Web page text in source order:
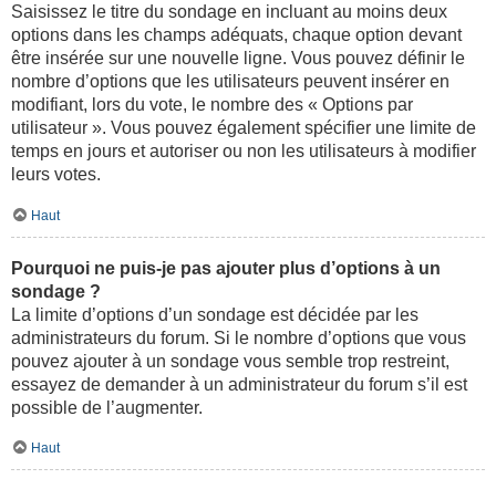
Saisissez le titre du sondage en incluant au moins deux
options dans les champs adéquats, chaque option devant
être insérée sur une nouvelle ligne. Vous pouvez définir le
nombre d’options que les utilisateurs peuvent insérer en
modifiant, lors du vote, le nombre des « Options par
utilisateur ». Vous pouvez également spécifier une limite de
temps en jours et autoriser ou non les utilisateurs à modifier
leurs votes.
Haut
Pourquoi ne puis-je pas ajouter plus d’options à un
sondage ?
La limite d’options d’un sondage est décidée par les
administrateurs du forum. Si le nombre d’options que vous
pouvez ajouter à un sondage vous semble trop restreint,
essayez de demander à un administrateur du forum s’il est
possible de l’augmenter.
Haut